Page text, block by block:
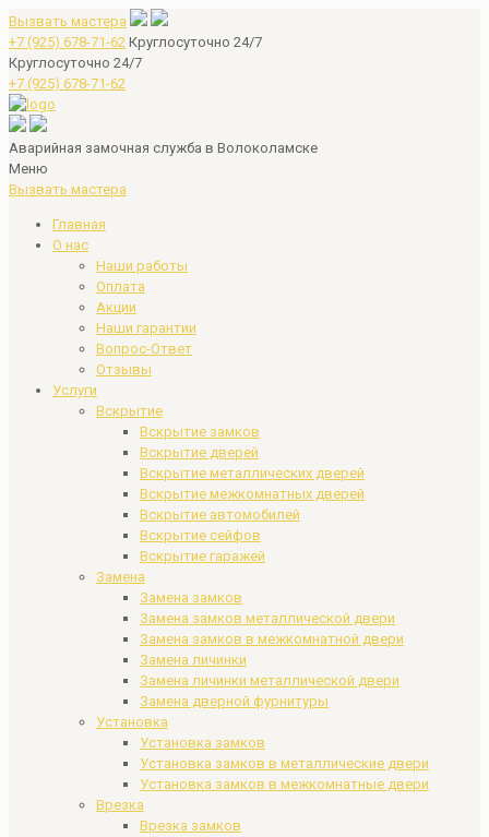
Вызвать мастера
+7 (925) 678-71-62 Круглосуточно 24/7
Круглосуточно 24/7
+7 (925) 678-71-62
Аварийная замочная служба в Волоколамске
Меню
Вызвать мастера
Главная
О нас
Наши работы
Оплата
Акции
Наши гарантии
Вопрос-Ответ
Отзывы
Услуги
Вскрытие
Вскрытие замков
Вскрытие дверей
Вскрытие металлических дверей
Вскрытие межкомнатных дверей
Вскрытие автомобилей
Вскрытие сейфов
Вскрытие гаражей
Замена
Замена замков
Замена замков металлической двери
Замена замков в межкомнатной двери
Замена личинки
Замена личинки металлической двери
Замена дверной фурнитуры
Установка
Установка замков
Установка замков в металлические двери
Установка замков в межкомнатные двери
Врезка
Врезка замков